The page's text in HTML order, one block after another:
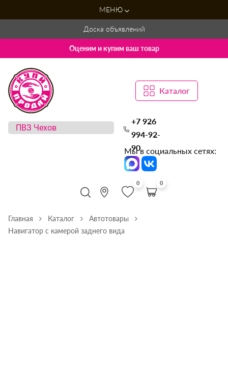
МЕНЮ
Доска объявлений
Оценим и купим ваш товар
Каталог
+7 926
994-92-
90
Мы в социальных сетях:
0 0
Главная Каталог
Автотовары
Навигатор с камерой заднего вида